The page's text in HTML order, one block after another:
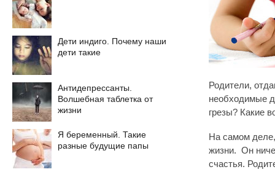
Дети индиго. Почему наши
дети такие
Антидепрессанты.
Волшебная таблетка от
жизни
Я беременный. Такие
разные будущие папы
Родители,
необходимые
грезы? Какие
На самом
жизни. Он
счастья.